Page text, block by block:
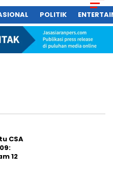
POLITIK
CSA
12